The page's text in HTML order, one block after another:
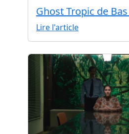
Ghost Tropic de
Lire l'article